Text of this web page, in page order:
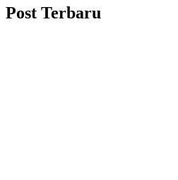
Post Terbaru